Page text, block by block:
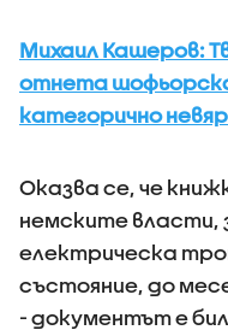
Михаил Кашеров:
отнета
категорично
Оказва се, че
немските власти,
електрическа
състояние, до
- документът е